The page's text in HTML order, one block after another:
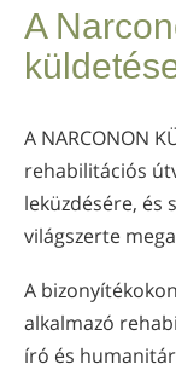
A
A NARCONON
rehabilitációs
leküzdésére, és
világszerte
A
alkalmazó
író és